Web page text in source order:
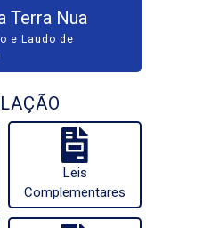
Terra Nua
e Laudo de
Leis
Complementares